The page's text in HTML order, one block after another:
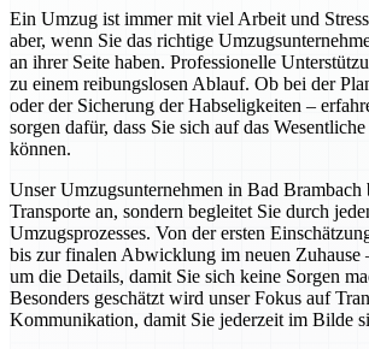
Ein Umzug ist immer mit viel Arbeit und
aber, wenn Sie das richtige
an ihrer Seite haben. Professionelle
zu einem reibungslosen Ablauf. Ob bei der
oder der Sicherung der Habseligkeiten –
sorgen dafür, dass Sie sich auf das
können.
Unser Umzugsunternehmen in Bad Brambach
Transporte an, sondern begleitet Sie durch
Umzugsprozesses. Von der ersten
bis zur finalen Abwicklung im neuen Zuhause
um die Details, damit Sie sich keine Sorgen
Besonders geschätzt wird unser Fokus auf
Kommunikation, damit Sie jederzeit im Bilde